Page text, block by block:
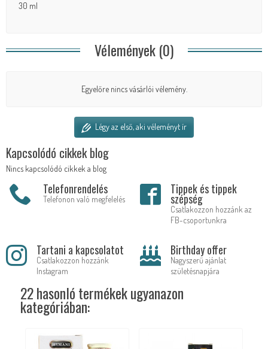
30 ml
Vélemények (0)
Egyelőre nincs vásárlói vélemény.
Légy az első, aki véleményt ír
Kapcsolódó cikkek blog
Nincs kapcsolódó cikkek a blog
Telefonrendelés
Telefonon való megfelelés
Tippek és tippek
szépség
Csatlakozzon hozzánk az
FB-csoportunkra
Tartani a kapcsolatot
Csatlakozzon hozzánk
Instagram
Birthday offer
Nagyszerű ajánlat
születésnapjára
22 hasonló termékek ugyanazon
kategóriában: